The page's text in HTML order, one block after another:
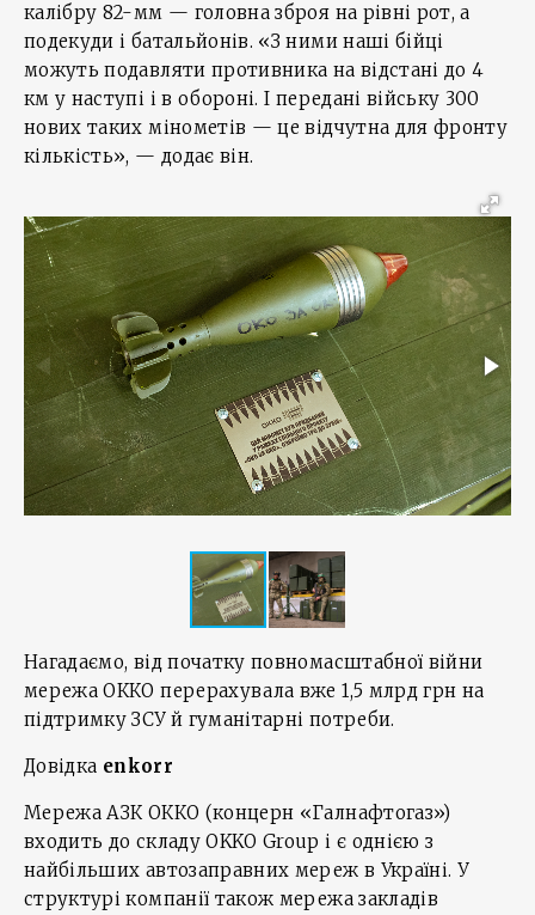
калібру 82-мм — головна зброя на рівні рот, а
подекуди і батальйонів. «З ними наші бійці
можуть подавляти противника на відстані до 4
км у наступі і в обороні. І передані війську 300
нових таких мінометів — це відчутна для фронту
кількість», — додає він.
Нагадаємо, від початку повномасштабної війни
мережа ОККО перерахувала вже 1,5 млрд грн на
підтримку ЗСУ й гуманітарні потреби.
Довідка enkorr
Мережа АЗК ОККО (концерн «Галнафтогаз»)
входить до складу OKKO Group і є однією з
найбільших автозаправних мереж в Україні. У
структурі компанії також мережа закладів